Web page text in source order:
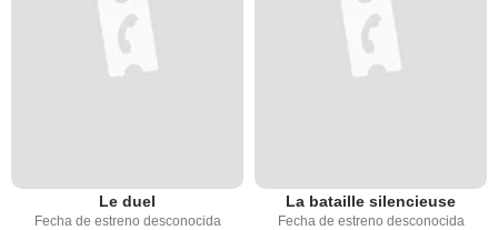
Le duel
Fecha de estreno desconocida
La bataille silencieuse
Fecha de estreno desconocida